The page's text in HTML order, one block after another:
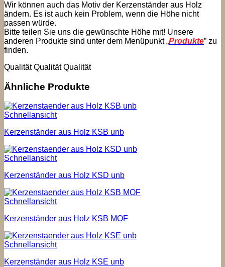
Wir können auch das Motiv der Kerzenständer aus Holz
ändern. Es ist auch kein Problem, wenn die Höhe nicht
passen würde.
Bitte teilen Sie uns die gewünschte Höhe mit! Unsere
anderen Produkte sind unter dem Menüpunkt „Produkte” zu
finden.
Qualität Qualität Qualität
Ähnliche Produkte
Schnellansicht
Kerzenständer aus Holz KSB unb
Schnellansicht
Kerzenständer aus Holz KSD unb
Schnellansicht
Kerzenständer aus Holz KSB MOF
Schnellansicht
Kerzenständer aus Holz KSE unb